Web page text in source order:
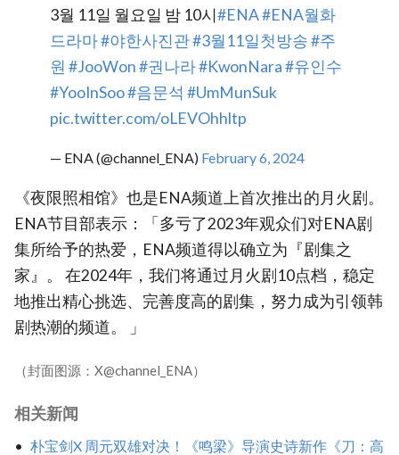
3월 11일 월요일 밤 10시#ENA#ENA월화
드라마#야한사진관#3월11일첫방송#주
원 #JooWon#권나라#KwonNara#유인수
#YooInSoo#음문석 #UmMunSuk
pic.twitter.com/oLEVOhhltp
— ENA (@channel_ENA) February 6, 2024
《夜限照相馆》也是ENA频道上首次推出的月火剧。
ENA节目部表示：「多亏了2023年观众们对ENA剧
集所给予的热爱，ENA频道得以确立为『剧集之
家』。 在2024年，我们将通过月火剧10点档，稳定
地推出精心挑选、完善度高的剧集，努力成为引领韩
剧热潮的频道。 」
（封面图源：X@channel_ENA）
相关新闻
朴宝剑X 周元双雄对决！《鸣梁》导演史诗新作《刀：高